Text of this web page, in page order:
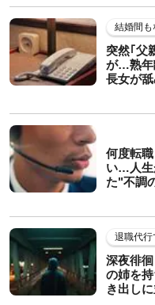
結婚間も
突然｢父
が…熟年
長女が
何度転
い…人生
た"不調
退職代行
深夜徘
の姉を
き出し